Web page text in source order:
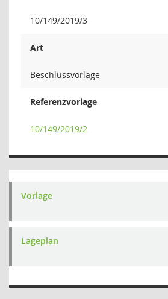
10/149/2019/3
Art
Beschlussvorlage
Referenzvorlage
10/149/2019/2
Vorlage
Lageplan